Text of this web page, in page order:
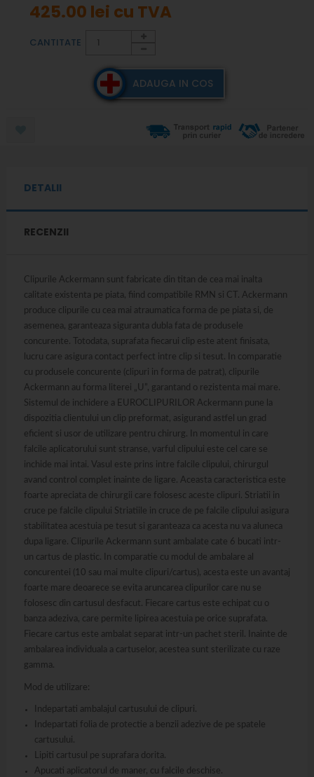
425.00 lei cu TVA
CANTITATE
ADAUGA IN COS
DETALII
RECENZII
Clipurile Ackermann sunt fabricate din titan de cea mai inalta
calitate existenta pe piata, fiind compatibile RMN si CT. Ackermann
produce clipurile cu cea mai atraumatica forma de pe piata si, de
asemenea, garanteaza siguranta dubla fata de produsele
concurente. Totodata, suprafata fiecarui clip este atent finisata,
lucru care asigura contact perfect intre clip si tesut. In comparatie
cu produsele concurente (clipuri in forma de patrat), clipurile
Ackermann au forma literei „U”, garantand o rezistenta mai mare.
Sistemul de inchidere a EUROCLIPURILOR Ackermann pune la
dispozitia clientului un clip preformat, asigurand astfel un grad
eficient si usor de utilizare pentru chirurg. In momentul in care
falcile aplicatorului sunt stranse, varful clipului este cel care se
inchide mai intai. Vasul este prins intre falcile clipului, chirurgul
avand control complet inainte de ligare. Aceasta caracteristica este
foarte apreciata de chirurgii care folosesc aceste clipuri. Striatii in
cruce pe falcile clipului Striatiile in cruce de pe falcile clipului asigura
stabilitatea acestuia pe tesut si garanteaza ca acesta nu va aluneca
dupa ligare. Clipurile Ackermann sunt ambalate cate 6 bucati intr-
un cartus de plastic. In comparatie cu modul de ambalare al
concurentei (10 sau mai multe clipuri/cartus), acesta este un avantaj
foarte mare deoarece se evita aruncarea clipurilor care nu se
folosesc din cartusul desfacut. Fiecare cartus este echipat cu o
banza adeziva, care permite lipirea acestuia pe orice suprafata.
Fiecare cartus este ambalat separat intr-un pachet steril. Inainte de
ambalarea individuala a cartuselor, acestea sunt sterilizate cu raze
gamma.
Mod de utilizare:
Indepartati ambalajul cartusului de clipuri.
Indepartati folia de protectie a benzii adezive de pe spatele
cartusului.
Lipiti cartusul pe suprafara dorita.
Apucati aplicatorul de maner, cu falcile deschise.